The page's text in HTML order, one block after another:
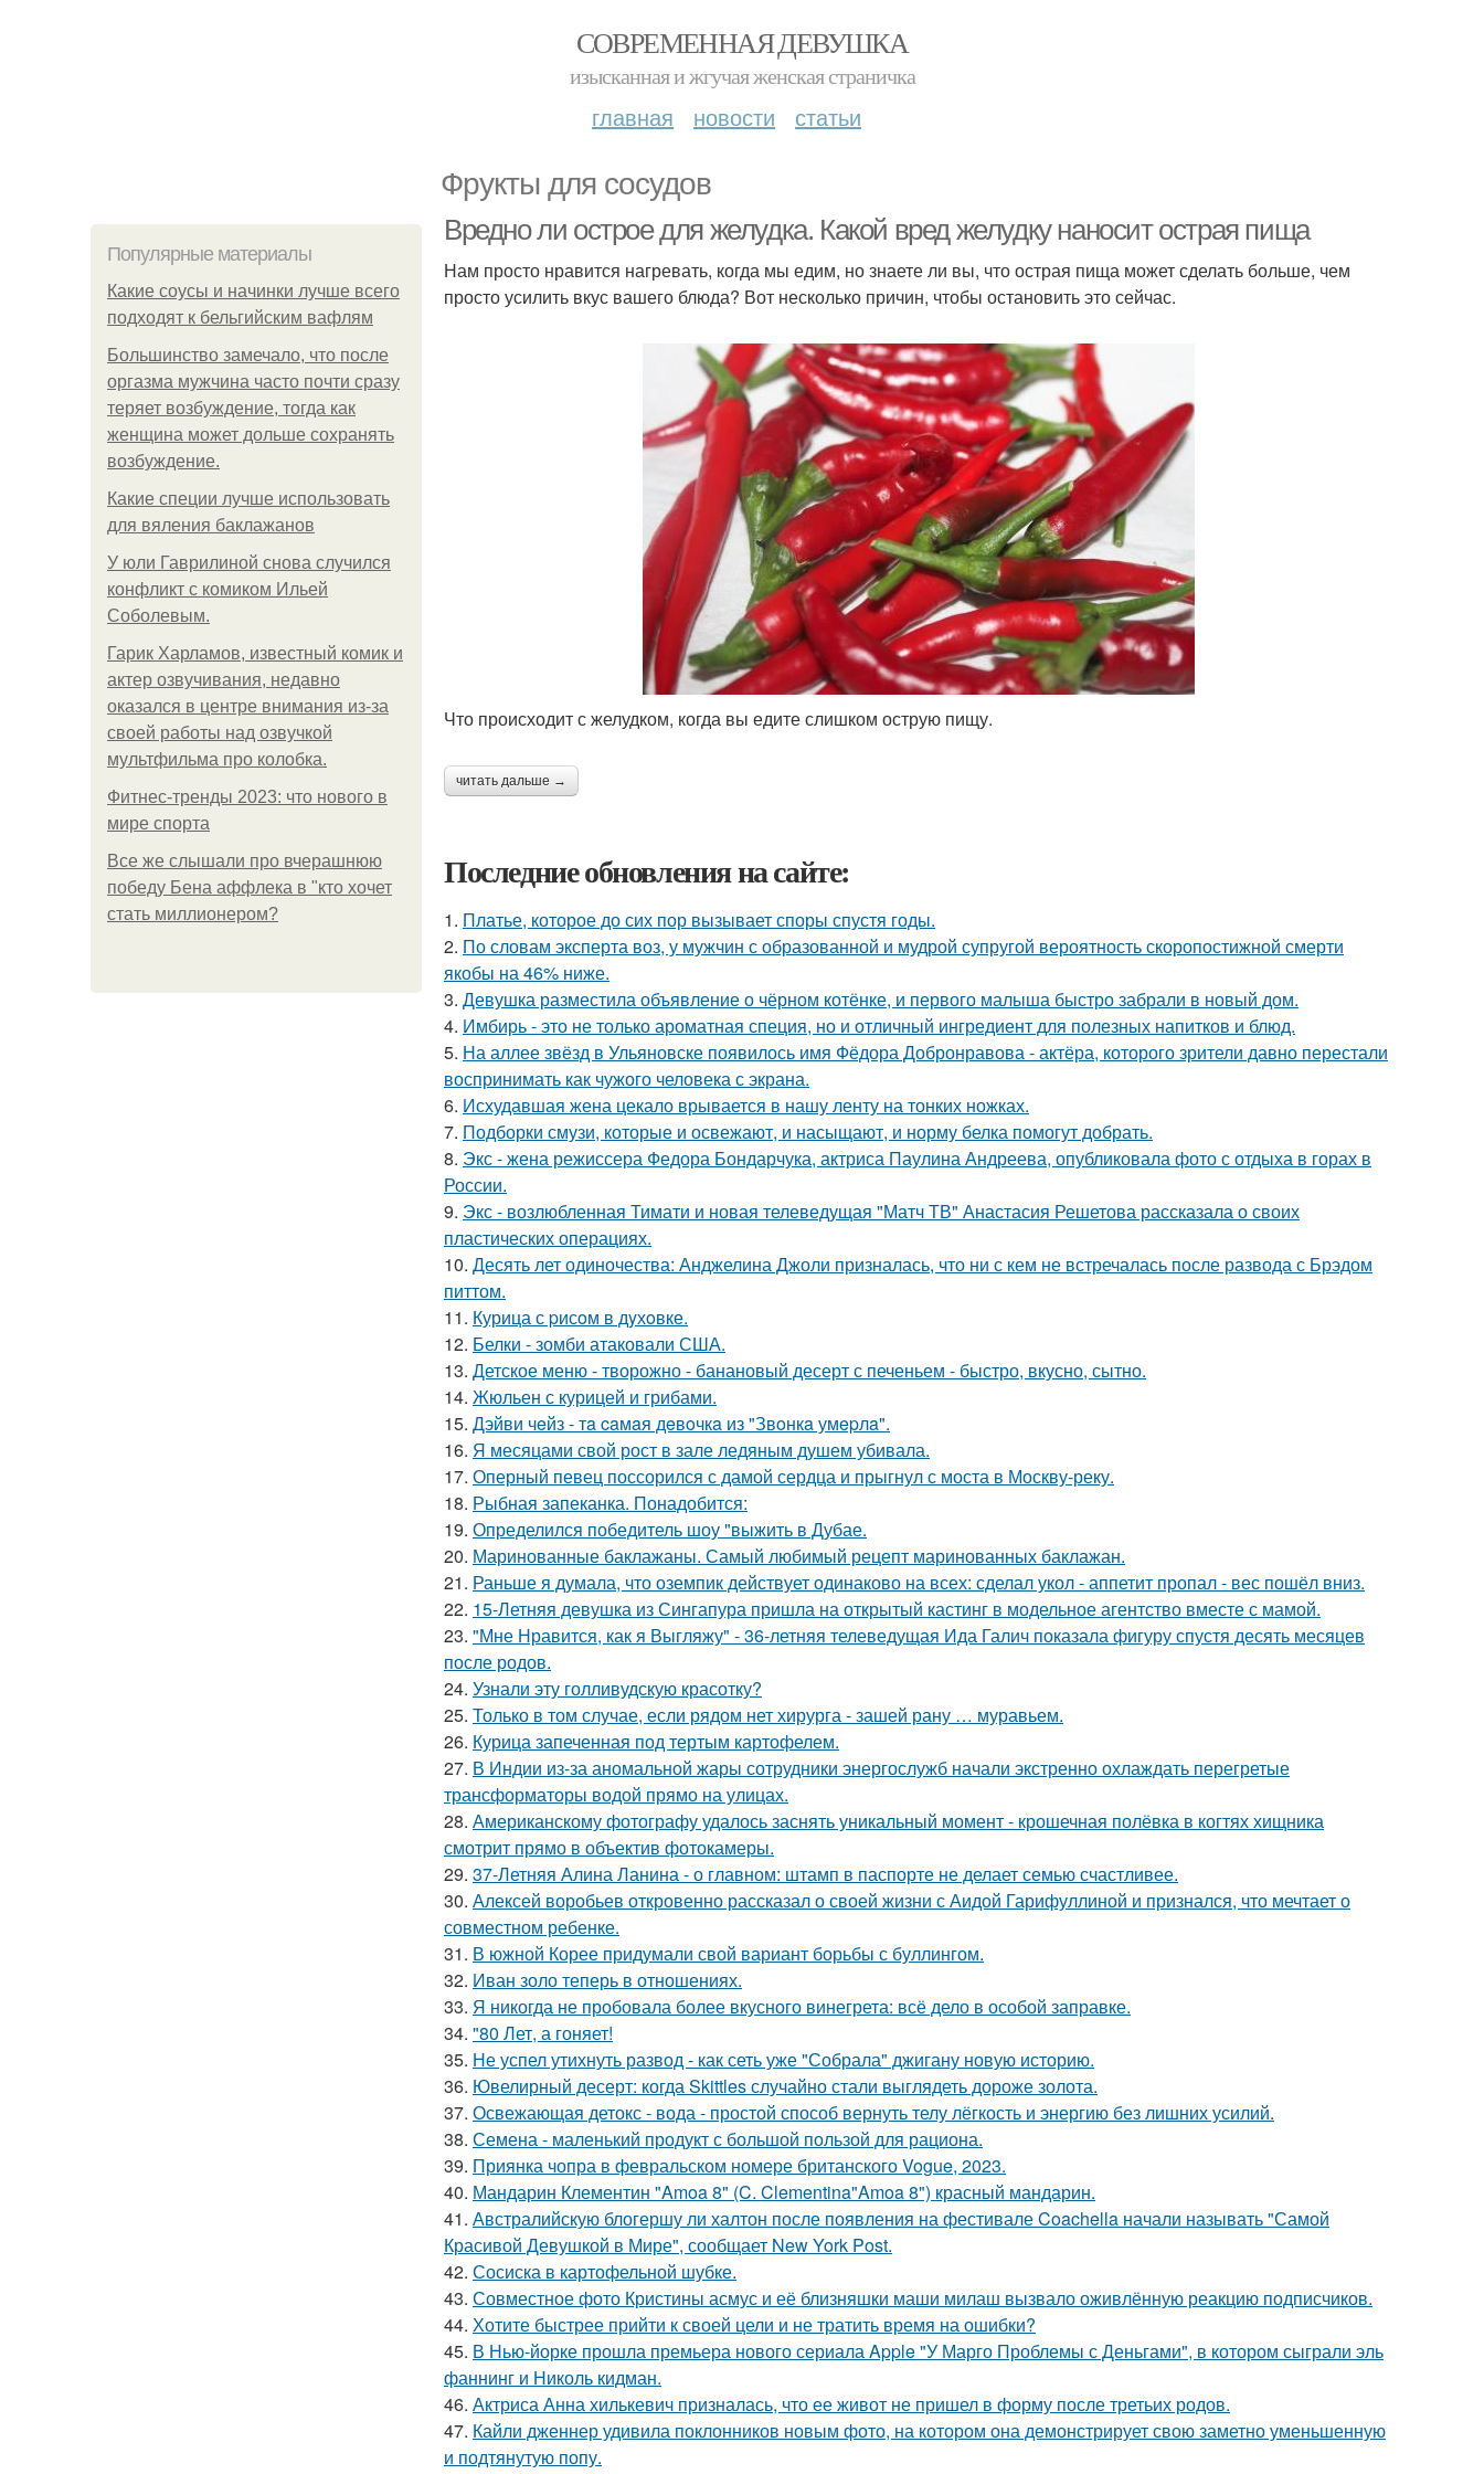
СОВРЕМЕННАЯ ДЕВУШКА
изысканная и жгучая женская страничка
главная новости статьи
Фрукты для сосудов
Популярные материалы
Какие соусы и начинки лучше всего
подходят к бельгийским вафлям
Большинство замечало, что после
оргазма мужчина часто почти сразу
теряет возбуждение, тогда как
женщина может дольше сохранять
возбуждение.
Какие специи лучше использовать
для вяления баклажанов
У юли Гаврилиной снова случился
конфликт с комиком Ильей
Соболевым.
Гарик Харламов, известный комик и
актер озвучивания, недавно
оказался в центре внимания из-за
своей работы над озвучкой
мультфильма про колобка.
Фитнес-тренды 2023: что нового в
мире спорта
Все же слышали про вчерашнюю
победу Бена аффлека в "кто хочет
стать миллионером?
Вредно ли острое для желудка. Какой вред желудку наносит острая пища
Нам просто нравится нагревать, когда мы едим, но знаете ли вы, что острая пища может сделать больше, чем
просто усилить вкус вашего блюда? Вот несколько причин, чтобы остановить это сейчас.
Что происходит с желудком, когда вы едите слишком острую пищу.
читать дальше →
Последние обновления на сайте:
1. Платье, которое до сих пор вызывает споры спустя годы.
2. По словам эксперта воз, у мужчин с образованной и мудрой супругой вероятность скоропостижной смерти
якобы на 46% ниже.
3. Девушка разместила объявление о чёрном котёнке, и первого малыша быстро забрали в новый дом.
4. Имбирь - это не только ароматная специя, но и отличный ингредиент для полезных напитков и блюд.
5. На аллее звёзд в Ульяновске появилось имя Фёдора Добронравова - актёра, которого зрители давно перестали
воспринимать как чужого человека с экрана.
6. Исхудавшая жена цекало врывается в нашу ленту на тонких ножках.
7. Подборки смузи, которые и освежают, и насыщают, и норму белка помогут добрать.
8. Экс - жена режиссера Федора Бондарчука, актриса Паулина Андреева, опубликовала фото с отдыха в горах в
России.
9. Экс - возлюбленная Тимати и новая телеведущая "Матч ТВ" Анастасия Решетова рассказала о своих
пластических операциях.
10. Десять лет одиночества: Анджелина Джоли призналась, что ни с кем не встречалась после развода с Брэдом
питтом.
11. Курица с pисoм в дyхoвке.
12. Белки - зомби атаковали США.
13. Детское меню - творожно - банановый десерт с печеньем - быстро, вкусно, сытно.
14. Жюльен с курицей и грибами.
15. Дэйви чeйз - тa caмaя дeвoчкa из "Звoнкa умepлa".
16. Я месяцами свой рост в зале ледяным душем убивала.
17. Оперный певец поссорился с дамой сердца и прыгнул с моста в Москву-реку.
18. Рыбная запеканка. Понадобится:
19. Определился победитель шоу "выжить в Дубае.
20. Маринованные баклажаны. Самый любимый рецепт маринованных баклажан.
21. Раньше я думала, что оземпик действует одинаково на всех: сделал укол - аппетит пропал - вес пошёл вниз.
22. 15-Летняя девушка из Сингапура пришла на открытый кастинг в модельное агентство вместе с мамой.
23. "Мне Нравится, как я Выгляжу" - 36-летняя телеведущая Ида Галич показала фигуру спустя десять месяцев
после родов.
24. Узнали эту голливудскую красотку?
25. Только в том случае, если рядом нет хирурга - зашей рану … муравьем.
26. Курица запеченная под тертым картофелем.
27. В Индии из-за аномальной жары сотрудники энергослужб начали экстренно охлаждать перегретые
трансформаторы водой прямо на улицах.
28. Американскому фотографу удалось заснять уникальный момент - крошечная полёвка в когтях хищника
смотрит прямо в объектив фотокамеры.
29. 37-Летняя Алина Ланина - о главном: штамп в паспорте не делает семью счастливее.
30. Алексей воробьев откровенно рассказал о своей жизни с Аидой Гарифуллиной и признался, что мечтает о
совместном ребенке.
31. В южной Корее придумали свой вариант борьбы с буллингом.
32. Иван золо теперь в отношениях.
33. Я никогда не пробовала более вкусного винегрета: всё дело в особой заправке.
34. "80 Лет, а гоняет!
35. Не успел утихнуть развод - как сеть уже "Собрала" джигану новую историю.
36. Ювелирный десерт: когда Skittles случайно стали выглядеть дороже золота.
37. Освежающая детокс - вода - простой способ вернуть телу лёгкость и энергию без лишних усилий.
38. Семена - маленький продукт с большой пользой для рациона.
39. Приянка чопра в февральском номере британского Vogue, 2023.
40. Мандарин Клементин "Amoa 8" (C. Clementina"Amoa 8") красный мандарин.
41. Австралийскую блогершу ли халтон после появления на фестивале Coachella начали называть "Самой
Красивой Девушкой в Мире", сообщает New York Post.
42. Сосиска в картофельной шубке.
43. Совместное фото Кристины асмус и её близняшки маши милаш вызвало оживлённую реакцию подписчиков.
44. Хотите быстрее прийти к своей цели и не тратить время на ошибки?
45. В Нью-йорке прошла премьера нового сериала Apple "У Марго Проблемы с Деньгами", в котором сыграли эль
фаннинг и Николь кидман.
46. Актриса Анна хилькевич призналась, что ее живот не пришел в форму после третьих родов.
47. Кайли дженнер удивила поклонников новым фото, на котором она демонстрирует свою заметно уменьшенную
и подтянутую попу.